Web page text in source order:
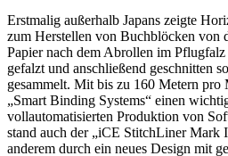
Erstmalig außerhalb Japans zeigte
zum Herstellen von Buchblöcken von
Papier nach dem Abrollen im
gefalzt und anschließend geschnitten
gesammelt. Mit bis zu 160 Metern pro
„Smart Binding Systems“ einen
vollautomatisierten Produktion von
stand auch der „iCE StitchLiner Mark
anderem durch ein neues Design mit